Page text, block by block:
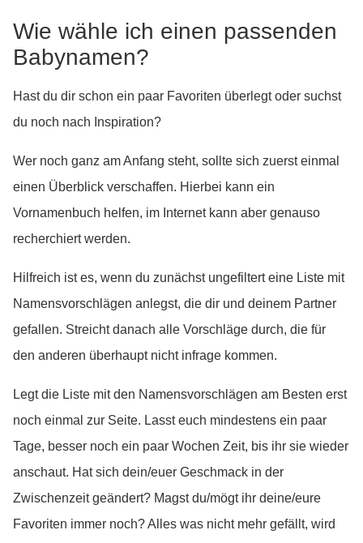
Wie wähle ich einen passenden
Babynamen?
Hast du dir schon ein paar Favoriten überlegt oder suchst
du noch nach Inspiration?
Wer noch ganz am Anfang steht, sollte sich zuerst einmal
einen Überblick verschaffen. Hierbei kann ein
Vornamenbuch helfen, im Internet kann aber genauso
recherchiert werden.
Hilfreich ist es, wenn du zunächst ungefiltert eine Liste mit
Namensvorschlägen anlegst, die dir und deinem Partner
gefallen. Streicht danach alle Vorschläge durch, die für
den anderen überhaupt nicht infrage kommen.
Legt die Liste mit den Namensvorschlägen am Besten erst
noch einmal zur Seite. Lasst euch mindestens ein paar
Tage, besser noch ein paar Wochen Zeit, bis ihr sie wieder
anschaut. Hat sich dein/euer Geschmack in der
Zwischenzeit geändert? Magst du/mögt ihr deine/eure
Favoriten immer noch? Alles was nicht mehr gefällt, wird